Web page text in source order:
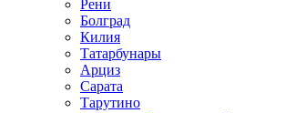
Рени
Болград
Килия
Татарбунары
Арциз
Сарата
Тарутино